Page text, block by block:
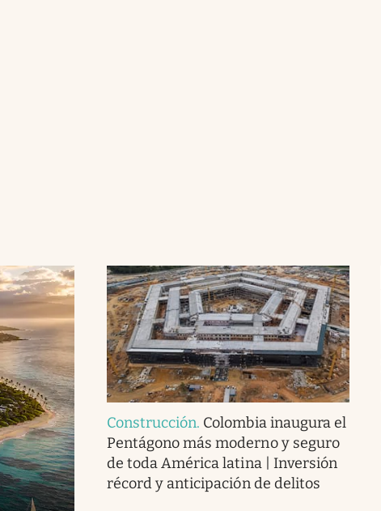
Construcción. Colombia inaugura el
Pentágono más moderno y seguro
de toda América latina | Inversión
récord y anticipación de delitos